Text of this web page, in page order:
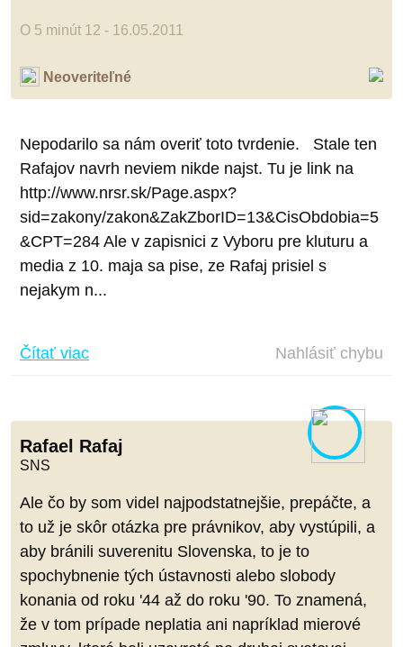
O 5 minút 12 - 16.05.2011
Neoveriteľné
Nepodarilo sa nám overiť toto tvrdenie. Stale ten
Rafajov navrh neviem nikde najst. Tu je link na
http://www.nrsr.sk/Page.aspx?
sid=zakony/zakon&ZakZborID=13&CisObdobia=5
&CPT=284 Ale v zapisnici z Vyboru pre kluturu a
media z 10. maja sa pise, ze Rafaj prisiel s
nejakym n...
Čítať viac Nahlásiť chybu
Rafael Rafaj
SNS
Ale čo by som videl najpodstatnejšie, prepáčte, a
to už je skôr otázka pre právnikov, aby vystúpili, a
aby bránili suverenitu Slovenska, to je to
spochybnenie tých ústavnosti alebo slobody
konania od roku '44 až do roku '90. To znamená,
že v tom prípade neplatia ani napríklad mierové